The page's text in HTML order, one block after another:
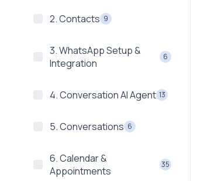
2. Contacts 9
3. WhatsApp Setup &
Integration
6
4. Conversation AI Agent 13
5. Conversations 6
6. Calendar &
Appointments
35